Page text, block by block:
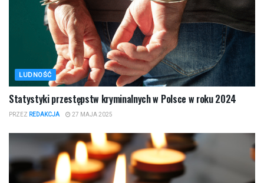
LUDNOŚĆ
Statystyki przestępstw kryminalnych w Polsce w roku 2024
PRZEZ REDAKCJA 27 MAJA 2025